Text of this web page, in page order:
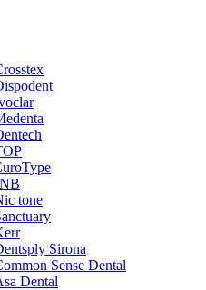
tone
Sirona
Sense Dental
Dental